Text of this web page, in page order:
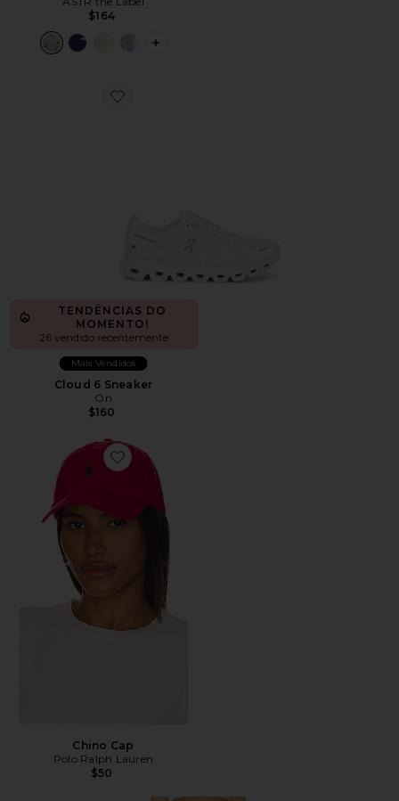
$164
PLUS ICON TO SEE MORE OPTIONS
Favorite Cloud 6 Sneaker
TENDÊNCIAS DO
MOMENTO!
26 vendido recentemente
Mais Vendidos
Cloud 6 Sneaker
On
$160
Favorite Chino Cap
Chino Cap
Polo Ralph Lauren
$50